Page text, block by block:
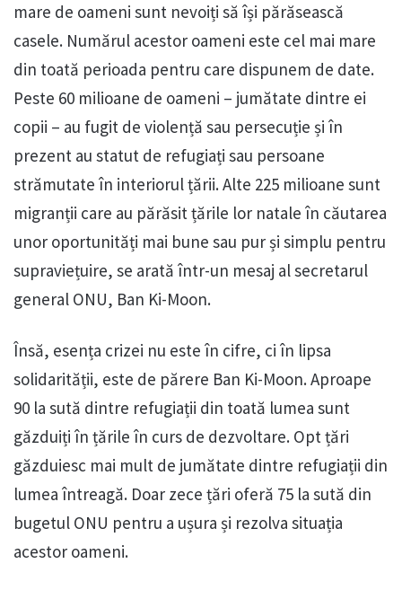
mare de oameni sunt nevoiți să își părăsească
casele. Numărul acestor oameni este cel mai mare
din toată perioada pentru care dispunem de date.
Peste 60 milioane de oameni – jumătate dintre ei
copii – au fugit de violență sau persecuție și în
prezent au statut de refugiați sau persoane
strămutate în interiorul țării. Alte 225 milioane sunt
migranții care au părăsit țările lor natale în căutarea
unor oportunități mai bune sau pur și simplu pentru
supraviețuire, se arată într-un mesaj al secretarul
general ONU, Ban Ki-Moon.
Însă, esența crizei nu este în cifre, ci în lipsa
solidarității, este de părere Ban Ki-Moon. Aproape
90 la sută dintre refugiații din toată lumea sunt
găzduiți în țările în curs de dezvoltare. Opt țări
găzduiesc mai mult de jumătate dintre refugiații din
lumea întreagă. Doar zece țări oferă 75 la sută din
bugetul ONU pentru a ușura și rezolva situația
acestor oameni.